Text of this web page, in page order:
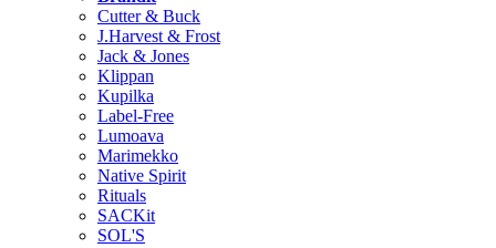
Cutter & Buck
J.Harvest & Frost
Jack & Jones
Klippan
Kupilka
Label-Free
Lumoava
Marimekko
Native Spirit
Rituals
SACKit
SOL'S